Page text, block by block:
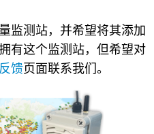
监测站，并希望将其添加
有这个监测站，但希望对
馈页面联系我们。